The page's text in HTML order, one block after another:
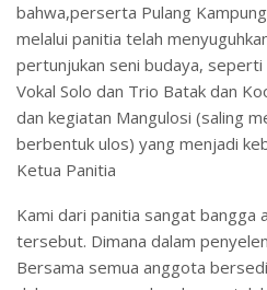
bahwa,perserta Pulang
melalui panitia telah
pertunjukan seni budaya,
Vokal Solo dan Trio Batak dan
dan kegiatan Mangulosi (saling
berbentuk ulos) yang menjadi
Ketua Panitia
Kami dari panitia sangat bangga
tersebut. Dimana dalam
Bersama semua anggota